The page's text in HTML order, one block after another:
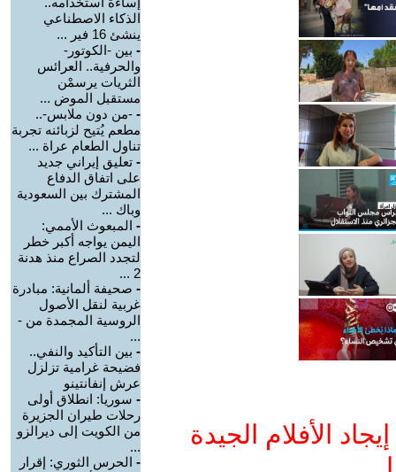
الأفلام الجيدة
الذكاء الاصطناعي
ينشئ 16 فير ...
- بين -الكوتور-
والحرفية.. العرائس
الثريات يرسمْن
مستقبل الموض ...
- -من دون ملابس-..
مطعم يُتيح لزبائنه تجربة
تناول الطعام عراة ...
- تعليق إيراني جديد
على اتفاق الدفاع
المشترك بين السعودية
وباك ...
- المبعوث الأممي:
اليمن يواجه أكبر خطر
لتجدد الصراع منذ هدنة
2 ...
- صحيفة ألمانية: مبادرة
غربية لنقل الأصول
الروسية المجمدة من -
...
- بين التأكيد والنفي..
فضيحة غرامية تزلزل
عرش إنفانتينو
- سوريا: انطلاق أولى
رحلات طيران الجزيرة
من الكويت إلى ديرالزو
...
- الحرس الثوري: إقرار